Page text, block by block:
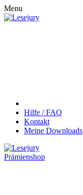
Menu
Hilfe / FAQ
Kontakt
Meine Downloads
Prämienshop